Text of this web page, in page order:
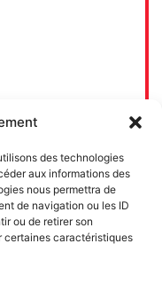
des technologies
aux informations des
nous permettra de
de navigation ou les ID
ou de retirer son
certaines caractéristiques